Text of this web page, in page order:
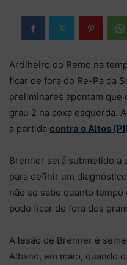
Artilheiro do Remo na
ficar de fora do Re-Pa da
preliminares apontam que
grau 2 na coxa esquerda.
a partida contra o Altos
Brenner será submetido a
para definir um
não se sabe quanto
pode ficar de fora dos
A lesão de Brenner é
Albano, em maio, quando